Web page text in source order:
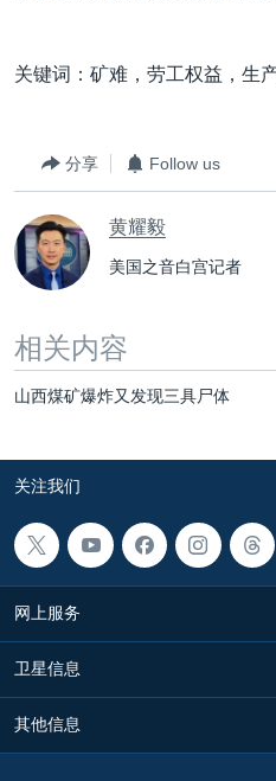
关键词：矿难，劳工权益，生
分享 Follow us
黄耀毅
美国之音白宫记者
相关内容
山西煤矿爆炸又发现三具尸体
关注我们
网上服务
卫星信息
其他信息